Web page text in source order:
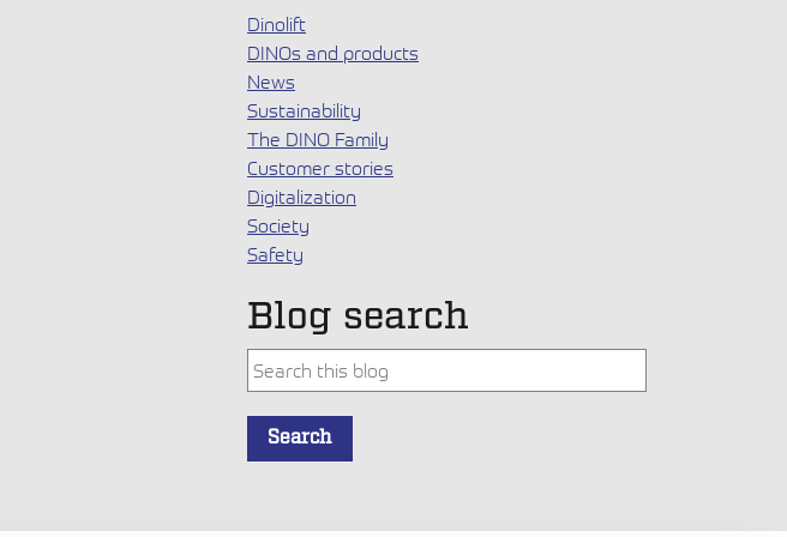
Dinolift
DINOs and products
News
Sustainability
The DINO Family
Customer stories
Digitalization
Society
Safety
Blog search
Tämä on hakukenttä, johon on liitetty automaattinen ehdotus.
Search